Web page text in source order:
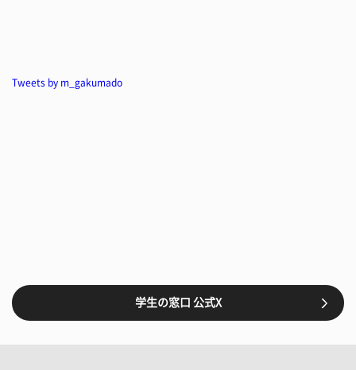
Tweets by m_gakumado
学生の窓口 公式X